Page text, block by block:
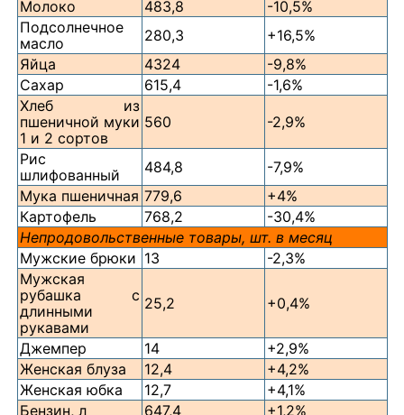
Молоко 483,8
-10,5%
Подсолнечное
масло
280,3
+16,5%
Яйца
4324
-9,8%
Сахар
615,4
-1,6%
Хлеб из
пшеничной муки
1 и 2 сортов
560 -2,9%
Рис
шлифованный
484,8
-7,9%
Мука пшеничная 779,6
+4%
Картофель
768,2
-30,4%
Непродовольственные товары, шт. в месяц
Мужские брюки 13
-2,3%
Мужская
рубашка с
длинными
рукавами
25,2 +0,4%
Джемпер 14
+2,9%
Женская блуза
12,4
+4,2%
Женская юбка
12,7
+4,1%
Бензин, л
647,4
+1,2%